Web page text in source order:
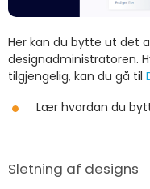
Her kan du bytte ut det
designadministratoren.
tilgjengelig, kan du gå til
Lær hvordan du
Sletning af designs